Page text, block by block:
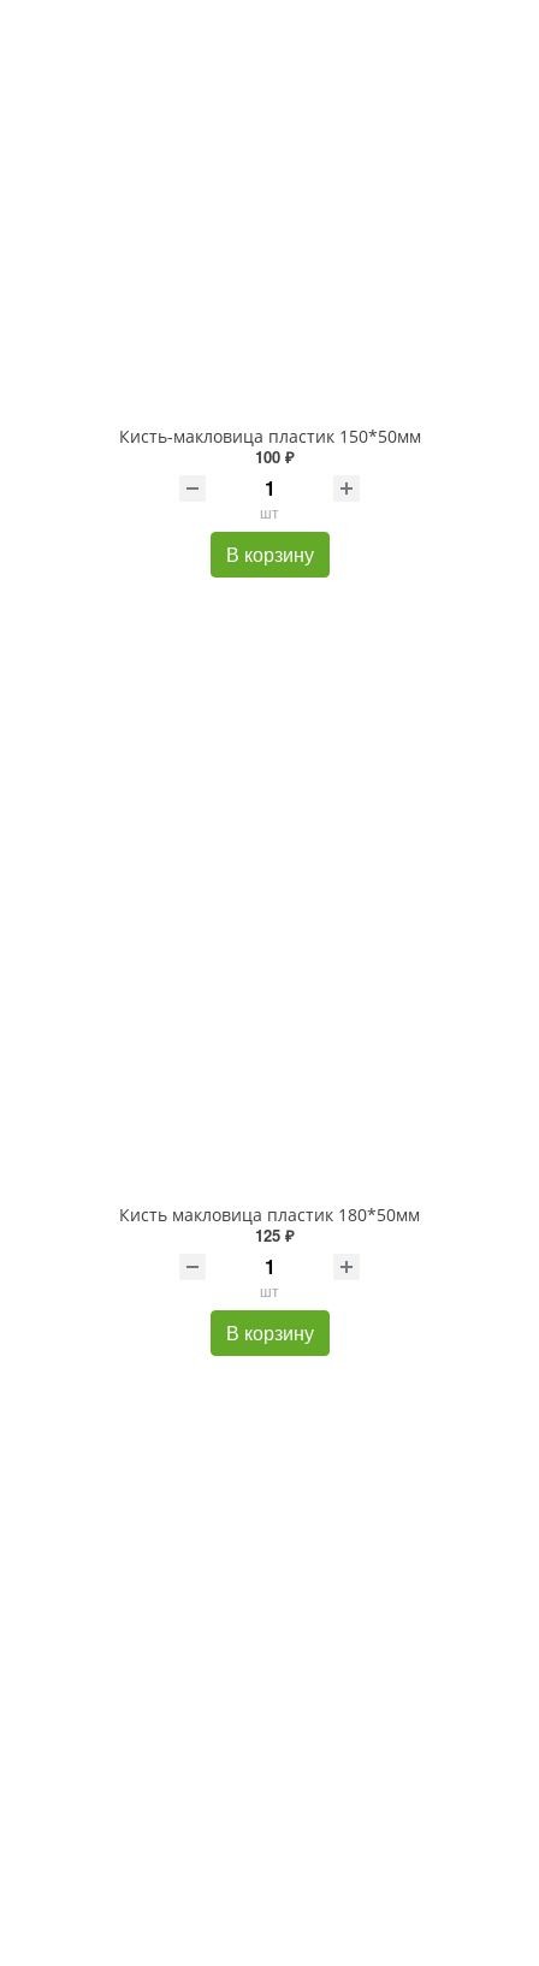
Кисть-макловица пластик 150*50мм
100 ₽
шт
В корзину
Кисть макловица пластик 180*50мм
125 ₽
шт
В корзину